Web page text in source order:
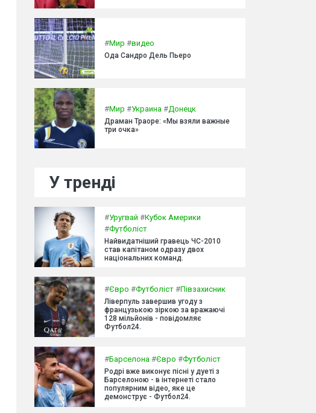
#Мир #видео
Ода Сандро Дель Пьеро
#Мир #Украина #Донецк
Драман Траоре: «Мы взяли важные
три очка»
У тренді
#Уругвай #Кубок Америки
#Футболіст
Найвидатніший гравець ЧС-2010
став капітаном одразу двох
національних команд.
#Євро #Футболіст #Півзахисник
Ліверпуль завершив угоду з
французькою зіркою за вражаючі
128 мільйонів - повідомляє
Футбол24.
#Барселона #Євро #Футболіст
Родрі вже виконує пісні у дуеті з
Барселоною - в інтернеті стало
популярним відео, яке це
демонструє - Футбол24.